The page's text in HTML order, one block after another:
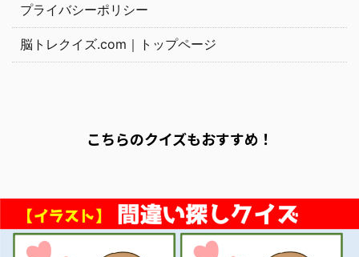
プライバシーポリシー
脳トレクイズ.com｜トップページ
こちらのクイズもおすすめ！